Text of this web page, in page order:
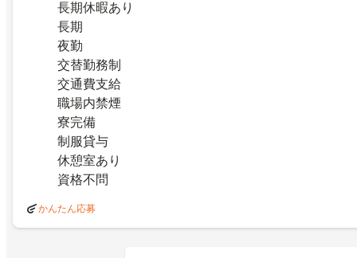
長期休暇あり
長期
夜勤
交替勤務制
交通費支給
職場内禁煙
寮完備
制服貸与
休憩室あり
資格不問
かんたん応募